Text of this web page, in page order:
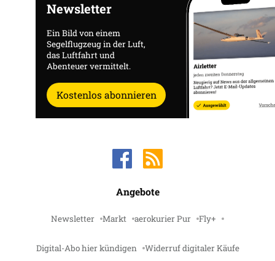
Newsletter
Ein Bild von einem
Segelflugzeug in der Luft,
das Luftfahrt und
Abenteuer vermittelt.
Kostenlos abonnieren
Angebote
Newsletter Markt aerokurier Pur Fly+
Digital-Abo hier kündigen Widerruf digitaler Käufe